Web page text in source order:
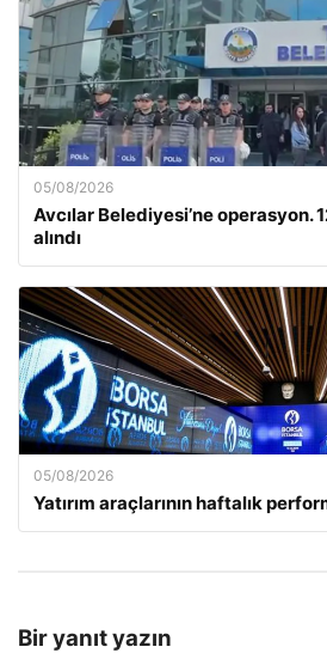
05/08/2026
Avcılar Belediyesi’ne operasyon.
alındı
05/08/2026
Yatırım araçlarının haftalık
Bir yanıt yazın